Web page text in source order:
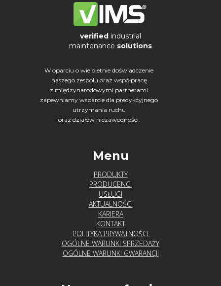
verified industrial
maintenance solutions
W oparciu o wieloletnie doświadczenie
naszego zespołu oraz współpracę
z międzynarodowymi partnerami
zapewniamy wsparcie dla predykcyjnego
utrzymania ruchu
oraz działów niezawodności.
Menu
PRODUKTY
PRODUCENCI
USŁUGI
AKTUALNOŚCI
KARIERA
KONTAKT
POLITYKA PRYWATNOŚCI
OGÓLNE WARUNKI SPRZEDAŻY
OGÓLNE WARUNKI GWARANCJI